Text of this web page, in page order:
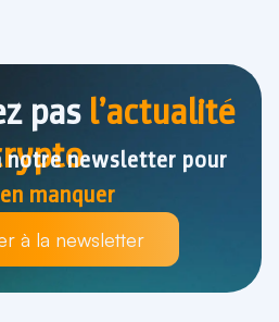
pas l’actualité
notre newsletter pour
manquer
à la newsletter